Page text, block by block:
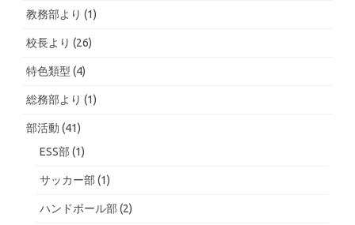
教務部より (1)
校長より (26)
特色類型 (4)
総務部より (1)
部活動 (41)
ESS部 (1)
サッカー部 (1)
ハンドボール部 (2)